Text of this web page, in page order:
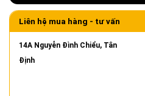
Liên hệ mua hàng - tư vấn
14A Nguyễn Đình Chiểu, Tân
Định